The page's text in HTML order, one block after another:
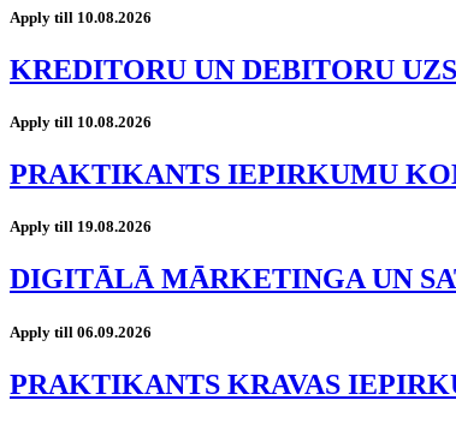
Apply till 10.08.2026
KREDITORU UN DEBITORU
Apply till 10.08.2026
PRAKTIKANTS IEPIRKUMU
Apply till 19.08.2026
DIGITĀLĀ MĀRKETINGA UN
Apply till 06.09.2026
PRAKTIKANTS KRAVAS